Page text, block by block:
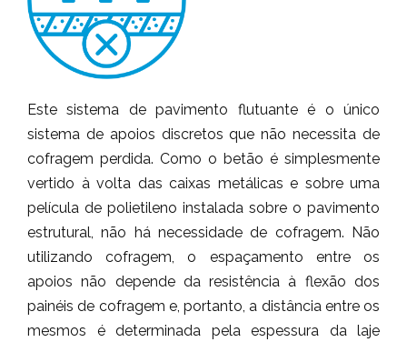
Este sistema de pavimento flutuante é o único
sistema de apoios discretos que não necessita de
cofragem perdida. Como o betão é simplesmente
vertido à volta das caixas metálicas e sobre uma
película de polietileno instalada sobre o pavimento
estrutural, não há necessidade de cofragem. Não
utilizando cofragem, o espaçamento entre os
apoios não depende da resistência à flexão dos
painéis de cofragem e, portanto, a distância entre os
mesmos é determinada pela espessura da laje